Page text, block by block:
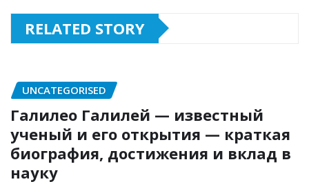
RELATED STORY
UNCATEGORISED
Галилео Галилей — известный
ученый и его открытия — краткая
биография, достижения и вклад в
науку